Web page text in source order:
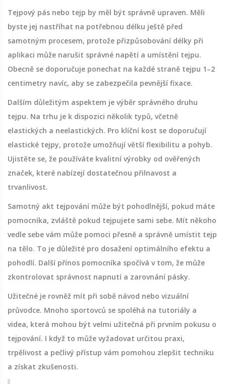
Tejpový pás nebo tejp by měl být správně upraven. Měli
byste jej nastříhat na potřebnou délku ještě před
samotným procesem, protože přizpůsobování délky při
aplikaci může narušit správné napětí a umístění tejpu.
Obecně se doporučuje ponechat na každé straně tejpu 1–2
centimetry navíc, aby se zabezpečila pevnější fixace.
Dalším důležitým aspektem je výběr správného druhu
tejpu. Na trhu je k dispozici několik typů, včetně
elastických a neelastických. Pro klíční kost se doporučují
elastické tejpy, protože umožňují větší flexibilitu a pohyb.
Ujistěte se, že používáte kvalitní výrobky od ověřených
značek, které nabízejí dostatečnou přilnavost a
trvanlivost.
Samotný akt tejpování může být pohodlnější, pokud máte
pomocníka, zvláště pokud tejpujete sami sebe. Mít někoho
vedle sebe vám může pomoci přesně a správně umístit tejp
na tělo. To je důležité pro dosažení optimálního efektu a
pohodlí. Další přínos pomocníka spočívá v tom, že může
zkontrolovat správnost napnutí a zarovnání pásky.
Užitečné je rovněž mít při sobě návod nebo vizuální
průvodce. Mnoho sportovců se spoléhá na tutoriály a
videa, která mohou být velmi užitečná při prvním pokusu o
tejpování. I když to může vyžadovat určitou praxi,
trpělivost a pečlivý přístup vám pomohou zlepšit techniku
a získat zkušenosti.